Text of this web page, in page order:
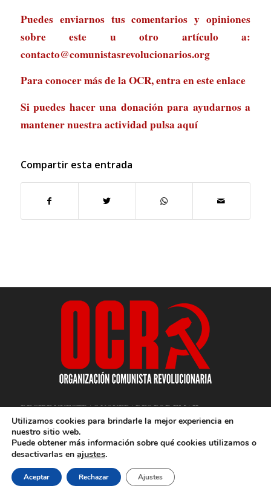
Puedes enviarnos tus comentarios y opiniones
sobre este u otro artículo a:
contacto@comunistasrevolucionarios.org
Para conocer más de la OCR, entra eneste enlace
Si puedes hacer una donación para ayudarnos a
mantener nuestra actividad pulsa aquí
Compartir esta entrada
RECIBE NUESTRAS NOVEDADES POR EMAIL
Utilizamos cookies para brindarle la mejor experiencia en
nuestro sitio web.
Puede obtener más información sobre qué cookies utilizamos o
desactivarlas en ajustes.
Aceptar Rechazar Ajustes